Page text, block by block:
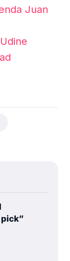
Juan